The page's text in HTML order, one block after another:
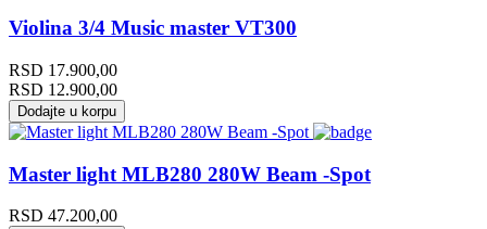
Violina 3/4 Music master VT300
RSD 17.900,00
RSD 12.900,00
Dodajte u korpu
Master light MLB280 280W Beam -Spot
RSD 47.200,00